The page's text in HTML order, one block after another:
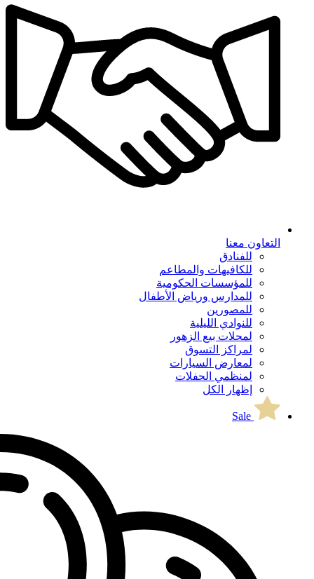
التعاون معنا
للفنادق
للكافيهات والمطاعم
للمؤسسات الحكومية
للمدارس ورياض الأطفال
للمصورين
للنوادي الليلية
لمحلات بيع الزهور
لمراكز التسوق
لمعارض السيارات
لمنظمي الحفلات
إظهار الكل